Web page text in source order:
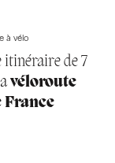
à vélo
itinéraire de 7
véloroute
France